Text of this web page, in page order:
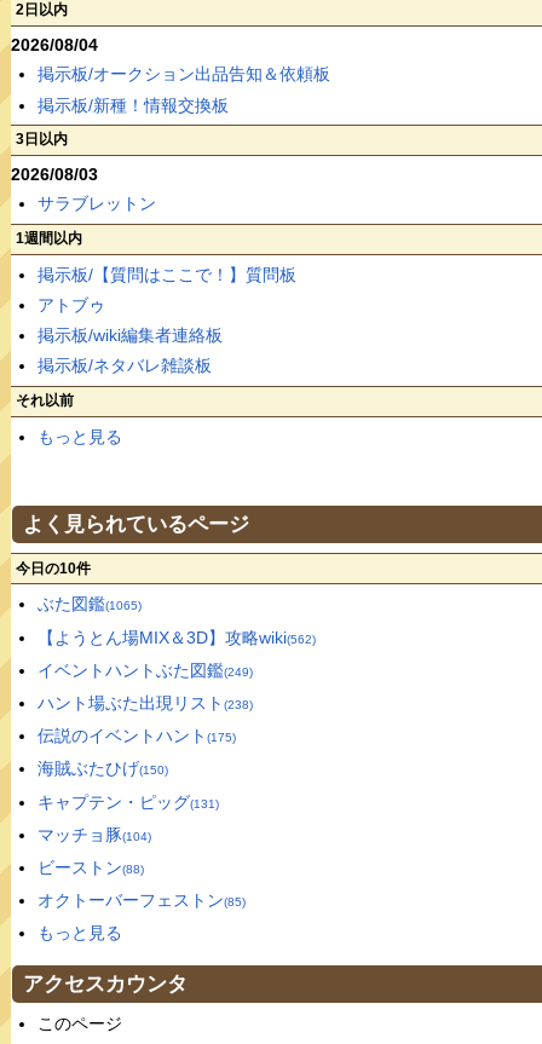
2日以内
2026/08/04
掲示板/オークション出品告知＆依頼板
掲示板/新種！情報交換板
3日以内
2026/08/03
サラブレットン
1週間以内
掲示板/【質問はここで！】質問板
アトブゥ
掲示板/wiki編集者連絡板
掲示板/ネタバレ雑談板
それ以前
もっと見る
よく見られているページ
今日の10件
ぶた図鑑(1065)
【ようとん場MIX＆3D】攻略wiki(562)
イベントハントぶた図鑑(249)
ハント場ぶた出現リスト (238)
伝説のイベントハント (175)
海賊ぶたひげ(150)
キャプテン・ピッグ(131)
マッチョ豚(104)
ビーストン(88)
オクトーバーフェストン(85)
もっと見る
アクセスカウンタ
このページ